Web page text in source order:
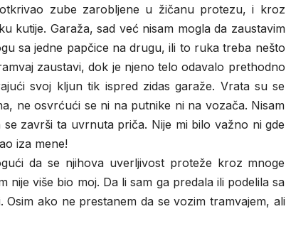
zube zarobljene u žičanu protezu, i kroz
kutije. Garaža, sad već nisam mogla da zaustavim
sa jedne papčice na drugu, ili to ruka treba nešto
zaustavi, dok je njeno telo odavalo prethodno
svoj kljun tik ispred zidas garaže. Vrata su se
ne osvrćući se ni na putnike ni na vozača. Nisam
završi ta uvrnuta priča. Nije mi bilo važno ni gde
iza mene!
da se njihova uverljivost proteže kroz mnoge
više bio moj. Da li sam ga predala ili podelila sa
ako ne prestanem da se vozim tramvajem, ali